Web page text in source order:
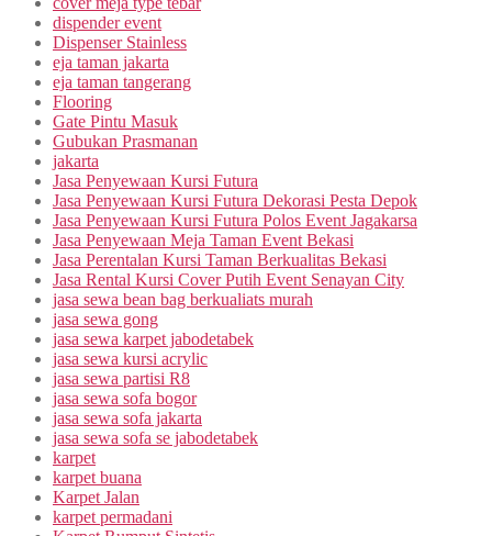
dispender event
Dispenser Stainless
eja taman jakarta
eja taman tangerang
Flooring
Gate Pintu Masuk
Gubukan Prasmanan
jakarta
Jasa Penyewaan Kursi Futura
Jasa Penyewaan Kursi Futura Dekorasi Pesta Depok
Jasa Penyewaan Kursi Futura Polos Event Jagakarsa
Jasa Penyewaan Meja Taman Event Bekasi
Jasa Perentalan Kursi Taman Berkualitas Bekasi
Jasa Rental Kursi Cover Putih Event Senayan City
jasa sewa bean bag berkualiats murah
jasa sewa gong
jasa sewa karpet jabodetabek
jasa sewa kursi acrylic
jasa sewa partisi R8
jasa sewa sofa bogor
jasa sewa sofa jakarta
jasa sewa sofa se jabodetabek
karpet
karpet buana
Karpet Jalan
karpet permadani